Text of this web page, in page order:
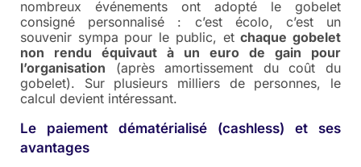
nombreux événements ont adopté le gobelet
consigné personnalisé : c’est écolo, c’est un
souvenir sympa pour le public, etchaque gobelet
non rendu équivaut à un euro de gain pour
l’organisation (après amortissement du coût du
gobelet). Sur plusieurs milliers de personnes, le
calcul devient intéressant.
Le paiement dématérialisé (cashless) et ses
avantages